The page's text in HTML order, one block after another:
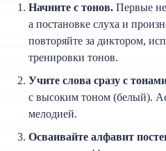
Начните с тонов. Первые
а постановке слуха и
повторяйте за диктором,
тренировки тонов.
Учите слова сразу с
с высоким тоном (белый).
мелодией.
Осваивайте алфавит